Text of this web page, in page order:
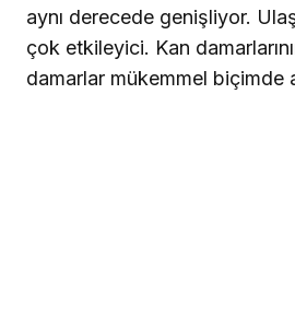
aynı derecede genişliyor.
çok etkileyici. Kan
damarlar mükemmel biçimde